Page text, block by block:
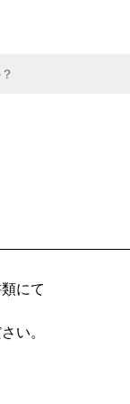
にて
い。